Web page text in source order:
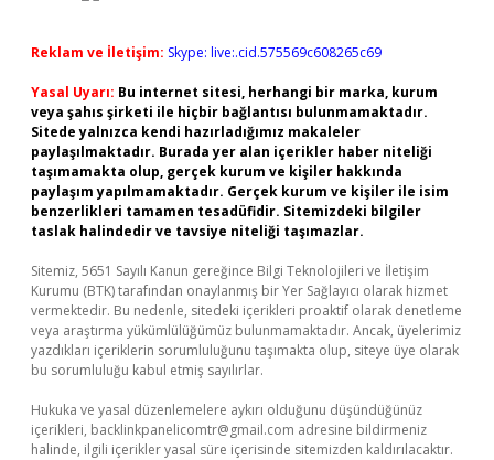
Reklam ve İletişim: Skype: live:.cid.575569c608265c69
Yasal Uyarı: Bu internet sitesi, herhangi bir marka, kurum
veya şahıs şirketi ile hiçbir bağlantısı bulunmamaktadır.
Sitede yalnızca kendi hazırladığımız makaleler
paylaşılmaktadır. Burada yer alan içerikler haber niteliği
taşımamakta olup, gerçek kurum ve kişiler hakkında
paylaşım yapılmamaktadır. Gerçek kurum ve kişiler ile isim
benzerlikleri tamamen tesadüfidir. Sitemizdeki bilgiler
taslak halindedir ve tavsiye niteliği taşımazlar.
Sitemiz, 5651 Sayılı Kanun gereğince Bilgi Teknolojileri ve İletişim
Kurumu (BTK) tarafından onaylanmış bir Yer Sağlayıcı olarak hizmet
vermektedir. Bu nedenle, sitedeki içerikleri proaktif olarak denetleme
veya araştırma yükümlülüğümüz bulunmamaktadır. Ancak, üyelerimiz
yazdıkları içeriklerin sorumluluğunu taşımakta olup, siteye üye olarak
bu sorumluluğu kabul etmiş sayılırlar.
Hukuka ve yasal düzenlemelere aykırı olduğunu düşündüğünüz
içerikleri, backlinkpanelicomtr@gmail.com adresine bildirmeniz
halinde, ilgili içerikler yasal süre içerisinde sitemizden kaldırılacaktır.